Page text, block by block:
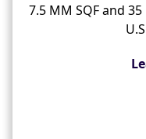
7.5 MM SQF and